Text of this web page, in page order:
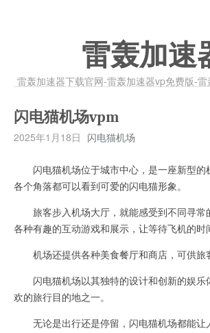
雷轰加速
雷轰加速器下载官网-雷轰加速器vp免费版-
闪电猫机场vpm
2025年1月18日 闪电猫机场
闪电猫机场位于城市中心，是一座新型的
各个角落都可以看到可爱的闪电猫形象。
旅客步入机场大厅，就能感受到不同寻常
各种有趣的互动游戏和展示，让等待飞机的时
机场还提供各种美食餐厅和商店，可供旅
闪电猫机场以其独特的设计和创新的娱乐
欢的旅行目的地之一。
无论是出行还是停留，闪电猫机场都能让